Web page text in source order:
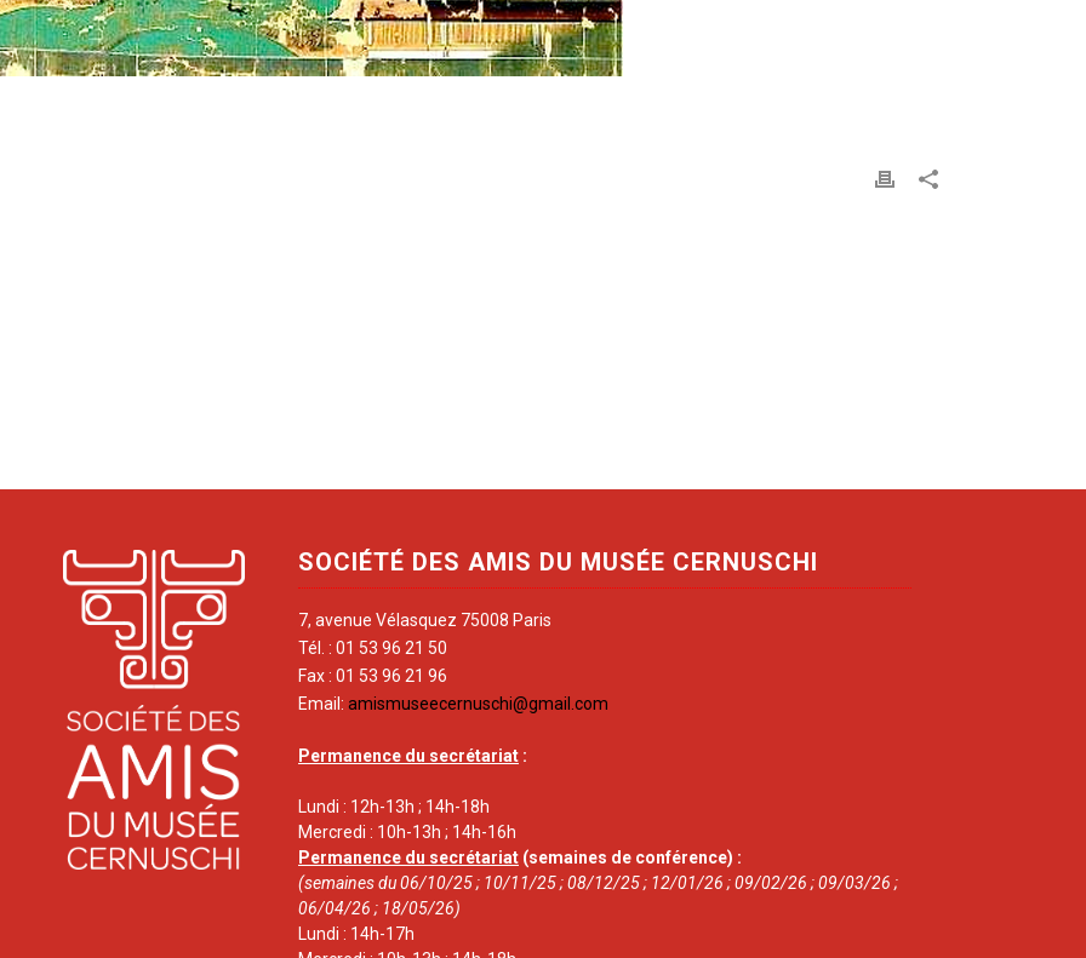
SOCIÉTÉ DES AMIS DU MUSÉE CERNUSCHI
7, avenue Vélasquez 75008 Paris
Tél. : 01 53 96 21 50
Fax : 01 53 96 21 96
Email: amismuseecernuschi@gmail.com
Permanence du secrétariat :
Lundi : 12h-13h ; 14h-18h
Mercredi : 10h-13h ; 14h-16h
Permanence du secrétariat (semaines de conférence) :
(semaines du 06/10/25 ; 10/11/25 ; 08/12/25 ; 12/01/26 ; 09/02/26 ; 09/03/26 ;
06/04/26 ; 18/05/26)
Lundi : 14h-17h